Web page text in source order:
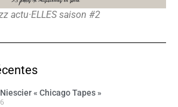
actu·ELLES saison #2
« Chicago Tapes »